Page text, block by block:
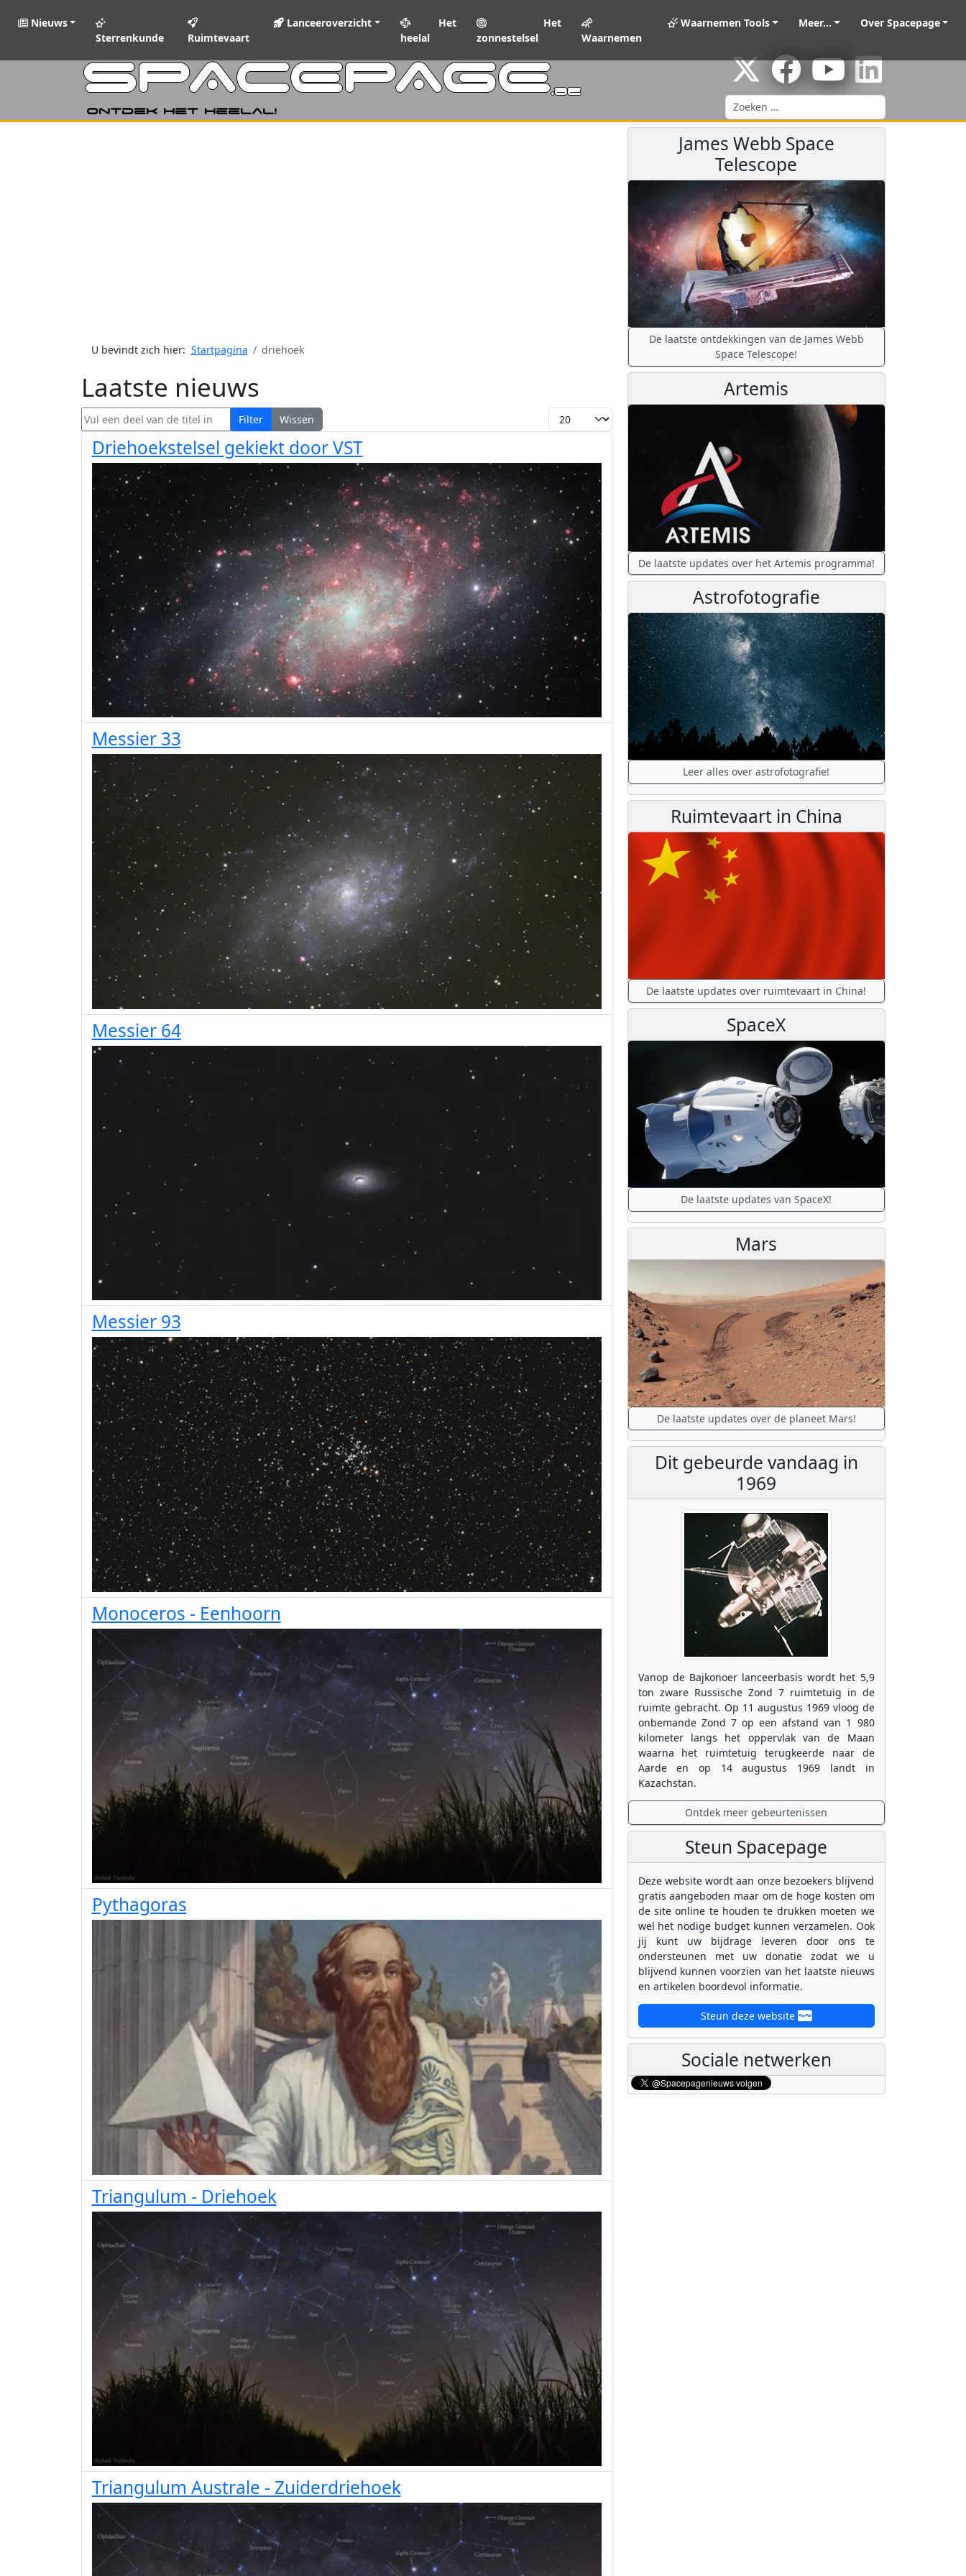
Nieuws
Sterrenkunde
Ruimtevaart
Lanceeroverzicht
Het
heelal
Het
zonnestelsel
Waarnemen
Waarnemen Tools Meer... Over Spacepage
SPACEPAGE.be
Ontdek het heelal!
Zoeken
U bevindt zich hier: Startpagina driehoek
Laatste nieuws
Vul een deel van de titel in Filter Wissen Toon #
Driehoekstelsel gekiekt door VST
Messier 33
Messier 64
Messier 93
Monoceros - Eenhoorn
Pythagoras
Triangulum - Driehoek
Triangulum Australe - Zuiderdriehoek
James Webb Space
Telescope
De laatste ontdekkingen van de James Webb
Space Telescope!
Artemis
De laatste updates over het Artemis programma!
Astrofotografie
Leer alles over astrofotografie!
Ruimtevaart in China
De laatste updates over ruimtevaart in China!
SpaceX
De laatste updates van SpaceX!
Mars
De laatste updates over de planeet Mars!
Dit gebeurde vandaag in
1969
Vanop de Bajkonoer lanceerbasis wordt het 5,9
ton zware Russische Zond 7 ruimtetuig in de
ruimte gebracht. Op 11 augustus 1969 vloog de
onbemande Zond 7 op een afstand van 1 980
kilometer langs het oppervlak van de Maan
waarna het ruimtetuig terugkeerde naar de
Aarde en op 14 augustus 1969 landt in
Kazachstan.
Ontdek meer gebeurtenissen
Steun Spacepage
Deze website wordt aan onze bezoekers blijvend
gratis aangeboden maar om de hoge kosten om
de site online te houden te drukken moeten we
wel het nodige budget kunnen verzamelen. Ook
jij kunt uw bijdrage leveren door ons te
ondersteunen met uw donatie zodat we u
blijvend kunnen voorzien van het laatste nieuws
en artikelen boordevol informatie.
Steun deze website
Sociale netwerken